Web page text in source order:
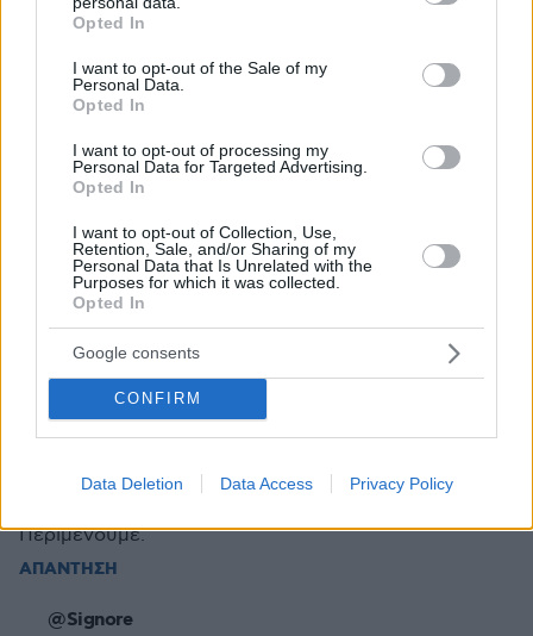
grant or deny consent to Google and its third-party tags to
use your data for below specified purposes in below Google
consent section.
Opted In
I want to opt-out of the Sale of my
Personal Data.
Opted In
I want to opt-out of processing my
Personal Data for Targeted Advertising.
Opted In
I want to opt-out of Collection, Use,
Retention, Sale, and/or Sharing of my
Personal Data that Is Unrelated with the
Purposes for which it was collected.
Opted In
Google consents
CONFIRM
Data Deletion Data Access Privacy Policy
γαμπρο που διαφημίζουν .Περασμένα μεγαλεια και
διηγώντας τα να κλαις
ΑΠΑΝΤΗΣΗ
Ο ρομα
07.06.2026, 18:06
Διαφημιζει το εμπορευμα
ΑΠΑΝΤΗΣΗ
Βγάλε
τα ρούχα σου ώστε να υπάρχει ενδιαφέρον
ΑΠΑΝΤΗΣΗ
05.06.2026, 18:02
Περιμένουμε.
ΑΠΑΝΤΗΣΗ
@Signore